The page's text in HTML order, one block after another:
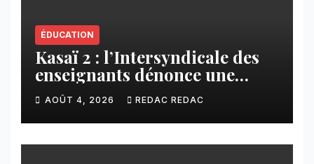
ÉDUCATION
Kasaï 2 : l’Intersyndicale des
enseignants dénonce une
contribution financière
imposée aux écoles de la
CNCA
AOÛT 4, 2026 REDAC REDAC